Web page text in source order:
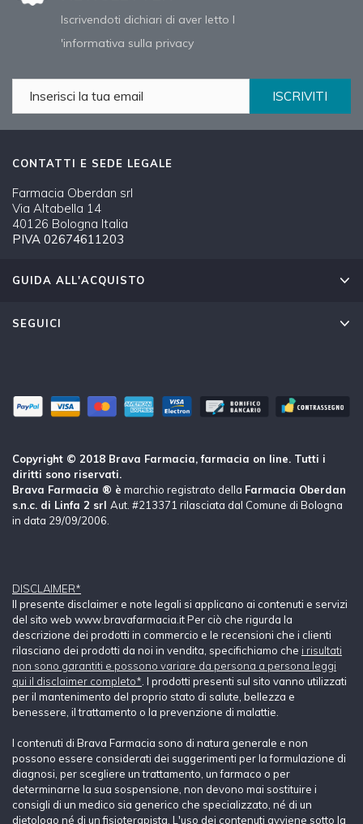
Iscrivendoti dichiari di aver letto l
'informativa sulla privacy
ISCRIVITI
CONTATTI E SEDE LEGALE
Farmacia Oberdan srl
Via Altabella 14
40126 Bologna Italia
PIVA 02674611203
GUIDA ALL'ACQUISTO
SEGUICI
Copyright © 2018 Brava Farmacia, farmacia on line. Tutti i
diritti sono riservati.
Brava Farmacia ® è marchio registrato della Farmacia Oberdan
s.n.c. di Linfa 2 srl Aut. #213371 rilasciata dal Comune di Bologna
in data 29/09/2006.
DISCLAIMER*
Il presente disclaimer e note legali si applicano ai contenuti e servizi
del sito web www.bravafarmacia.it Per ciò che rigurda la
descrizione dei prodotti in commercio e le recensioni che i clienti
rilasciano dei prodotti da noi in vendita, specifichiamo che i risultati
non sono garantiti e possono variare da persona a persona leggi
qui il disclaimer completo* . I prodotti presenti sul sito vanno utilizzati
per il mantenimento del proprio stato di salute, bellezza e
benessere, il trattamento o la prevenzione di malattie.
I contenuti di Brava Farmacia sono di natura generale e non
possono essere considerati dei suggerimenti per la formulazione di
diagnosi, per scegliere un trattamento, un farmaco o per
determinarne la sua sospensione, non devono mai sostituire i
consigli di un medico sia generico che specializzato, né di un
dietologo né di un fisioterapista. L'uso dei contenuti avviene sotto la